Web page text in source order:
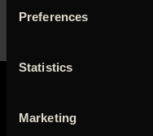
Preferences
Statistics
Marketing